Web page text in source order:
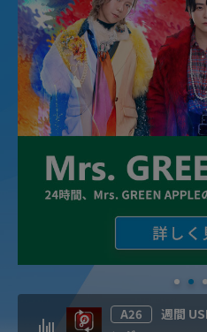
A26
週間